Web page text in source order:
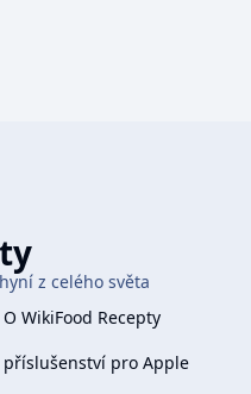
z celého světa
O WikiFood Recepty
příslušenství pro Apple